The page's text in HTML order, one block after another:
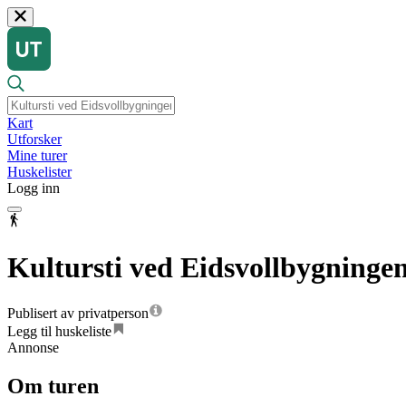
Kart
Utforsker
Mine turer
Huskelister
Logg inn
Kultursti ved
Publisert av privatperson
Legg til huskeliste
Annonse
Om turen